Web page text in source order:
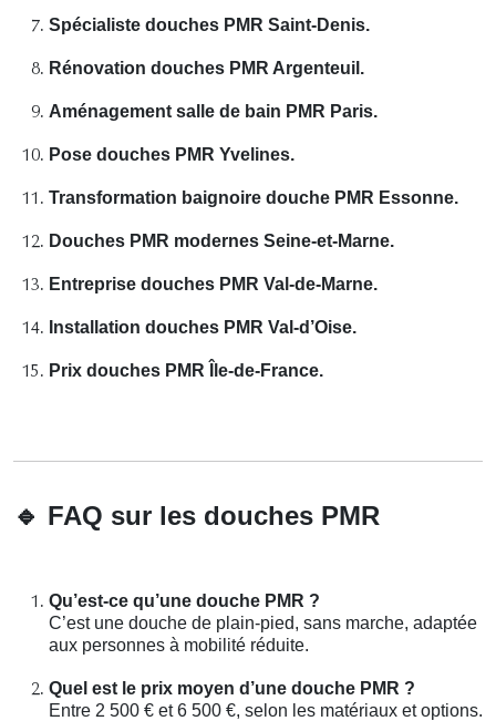
Spécialiste douches PMR Saint-Denis.
Rénovation douches PMR Argenteuil.
Aménagement salle de bain PMR Paris.
Pose douches PMR Yvelines.
Transformation baignoire douche PMR Essonne.
Douches PMR modernes Seine-et-Marne.
Entreprise douches PMR Val-de-Marne.
Installation douches PMR Val-d’Oise.
Prix douches PMR Île-de-France.
🔹 FAQ sur les douches PMR
Qu’est-ce qu’une douche PMR ?
C’est une douche de plain-pied, sans marche, adaptée
aux personnes à mobilité réduite.
Quel est le prix moyen d’une douche PMR ?
Entre 2 500 € et 6 500 €, selon les matériaux et options.